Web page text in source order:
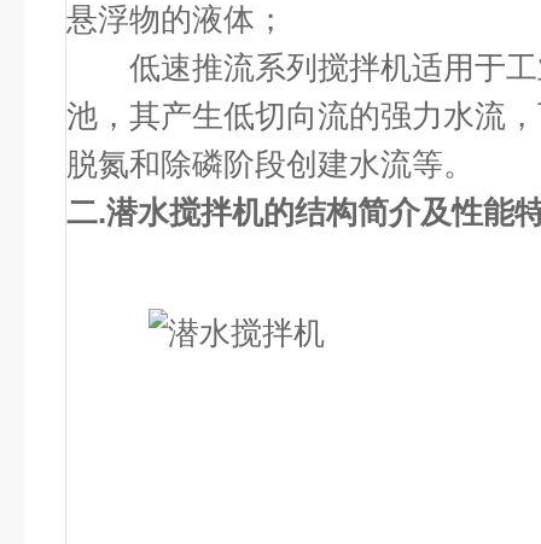
悬浮物的液体；
低速推流系列搅拌机适用于工
池，其产生低切向流的强力水流
脱氮和除磷阶段创建水流等。
二.潜水搅拌机的结构简介及性能